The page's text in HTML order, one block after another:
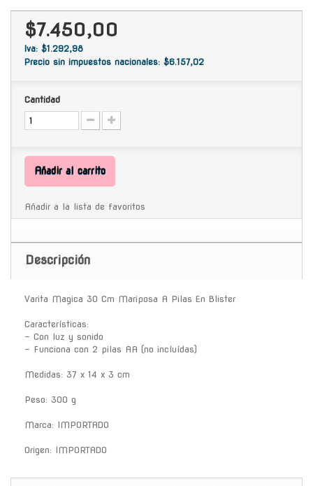
$7.450,00
Iva: $1.292,98
Precio sin impuestos nacionales: $6.157,02
Cantidad
Añadir al carrito
Añadir a la lista de favoritos
Descripción
Varita Magica 30 Cm Mariposa A Pilas En Blister
Características:
- Con luz y sonido
- Funciona con 2 pilas AA (no incluídas)
Medidas: 37 x 14 x 3 cm
Peso: 300 g
Marca: IMPORTADO
Origen: IMPORTADO